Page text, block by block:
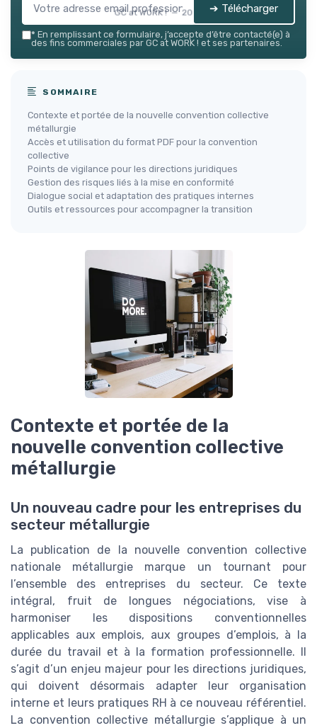
GC at WORK ! — 2026 ➔ Télécharger
* En remplissant ce formulaire, j’accepte d’être contacté(e) à
des fins commerciales par GC at WORK ! et ses partenaires.
SOMMAIRE
Contexte et portée de la nouvelle convention collective
métallurgie
Accès et utilisation du format PDF pour la convention
collective
Points de vigilance pour les directions juridiques
Gestion des risques liés à la mise en conformité
Dialogue social et adaptation des pratiques internes
Outils et ressources pour accompagner la transition
Contexte et portée de la
nouvelle convention collective
métallurgie
Un nouveau cadre pour les entreprises du
secteur métallurgie
La publication de la nouvelle convention collective
nationale métallurgie marque un tournant pour
l’ensemble des entreprises du secteur. Ce texte
intégral, fruit de longues négociations, vise à
harmoniser les dispositions conventionnelles
applicables aux emplois, aux groupes d’emplois, à la
durée du travail et à la formation professionnelle. Il
s’agit d’un enjeu majeur pour les directions juridiques,
qui doivent désormais adapter leur organisation
interne et leurs pratiques RH à ce nouveau référentiel.
La convention collective métallurgie s’applique à un